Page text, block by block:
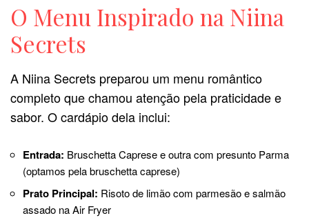
O Menu Inspirado na Niina
Secrets
A Niina Secrets preparou um menu romântico
completo que chamou atenção pela praticidade e
sabor. O cardápio dela inclui:
Entrada: Bruschetta Caprese e outra com presunto Parma
(optamos pela bruschetta caprese)
Prato Principal: Risoto de limão com parmesão e salmão
assado na Air Fryer